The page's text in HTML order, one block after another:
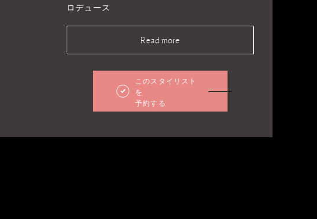
ロデュース
Read more
このスタイリスト
を
予約する